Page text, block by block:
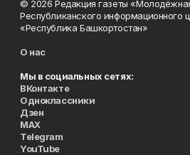
© 2026 Редакция газеты
Республиканского информационного
«Республика Башкортостан»
О нас
Мы в социальных сетях:
ВКонтакте
Одноклассники
Дзен
MAX
Telegram
YouTube